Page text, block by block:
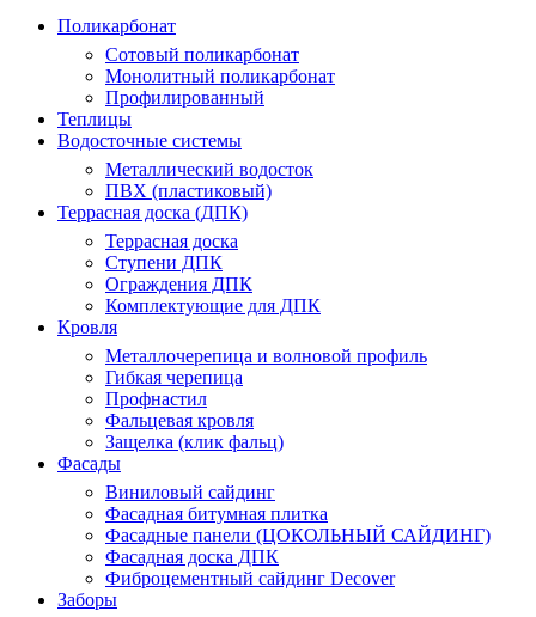
Поликарбонат
Сотовый поликарбонат
Монолитный поликарбонат
Профилированный
Теплицы
Водосточные системы
Металлический водосток
ПВХ (пластиковый)
Террасная доска (ДПК)
Террасная доска
Ступени ДПК
Ограждения ДПК
Комплектующие для ДПК
Кровля
Металлочерепица и волновой профиль
Гибкая черепица
Профнастил
Фальцевая кровля
Защелка (клик фальц)
Фасады
Виниловый сайдинг
Фасадная битумная плитка
Фасадные панели (ЦОКОЛЬНЫЙ САЙДИНГ)
Фасадная доска ДПК
Фиброцементный сайдинг Decover
Заборы